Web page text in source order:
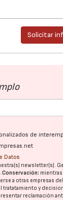
Solicitar
de
Datos
newsletter(s).
Conservación:
a otras empresas
y
reclamación